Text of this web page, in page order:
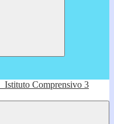
Istituto Comprensivo 3